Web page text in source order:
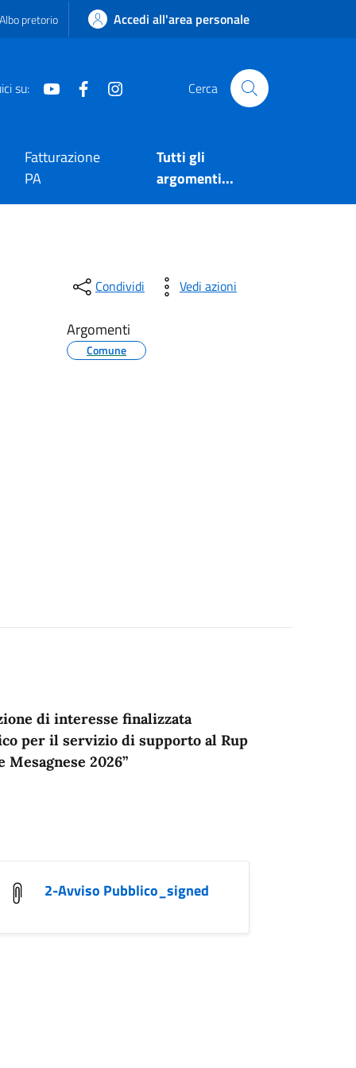
Albo pretorio Accedi all'area personale
su: Youtube Facebook Cerca
Fatturazione
PA
Tutti gli
argomenti...
Condividi Vedi azioni
Argomenti
Comune
di interesse finalizzata
per il servizio di supporto al Rup
2026”
2-Avviso Pubblico_signed